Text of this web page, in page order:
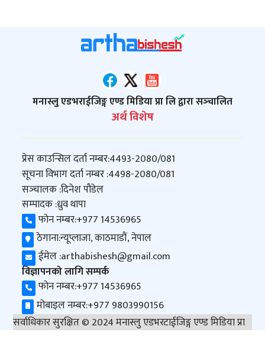
मनास्लु एडभराईजिङ्ग एण्ड मिडिया प्रा लि द्वारा सञ्‍चालित
अर्थ विशेष
प्रेस काउन्सिल दर्ता नम्बर:4493-2080/081
सूचना विभाग दर्ता नम्बर :4498-2080/081
सञ्‍चालक :दिनेश पौडेल
सम्पादक :ध्रुव थापा
फोन नम्बर:+977 14536965
ठेगाना:न्यूप्लाजा, काठमाडौं, नेपाल
ईमेल :arthabishesh@gmail.com
विज्ञापनको लागि सम्पर्क
फोन नम्बर:+977 14536965
मोबाइल नम्बर:+977 9803990156
सर्वाधिकार सुरक्षित © 2024 मनास्लु एडभरटाईजिङ्ग एण्ड मिडिया प्रा